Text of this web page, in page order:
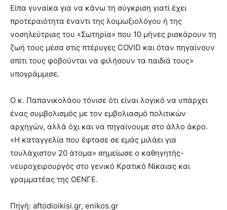
Είπα γυναίκα για να κάνω τη σύγκριση γιατί έχει
προτεραιότητα έναντι της λοιμωξιολόγου ή της
νοσηλεύτριας του «Σωτηρία» που 10 μήνες ρισκάρουν τη
ζωή τους μέσα στις πτέρυγες COVID και όταν πηγαίνουν
σπίτι τους φοβούνται να φιλήσουν τα παιδιά τους»
υπογράμμισε.
Ο κ. Παπανικολάου τόνισε ότι είναι λογικό να υπάρχει
ένας συμβολισμός με τον εμβολιασμό πολιτικών
αρχηγών, αλλά όχι και να πηγαίνουμε στο άλλο άκρο.
«Η καταγγελία που έφτασε σε εμάς μιλάει για
τουλάχιστον 20 άτομα» σημείωσε ο καθηγητής-
νευροχειρουργός στο γενικό Κρατικό Νίκαιας και
γραμματέας της ΟΕΝΓΕ.
Πηγή: aftodioikisi.gr, enikos.gr